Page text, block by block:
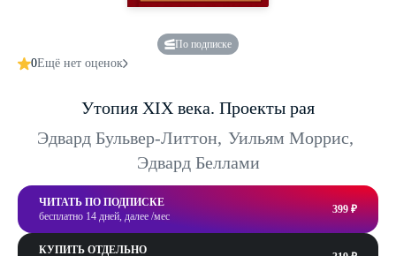
По подписке
0Ещё нет оценок
Утопия XIX века. Проекты рая
Эдвард Бульвер-Литтон, Уильям Моррис,
Эдвард Беллами
ЧИТАТЬ ПО ПОДПИСКЕ
бесплатно 14 дней, далее /мес
399 ₽
КУПИТЬ ОТДЕЛЬНО